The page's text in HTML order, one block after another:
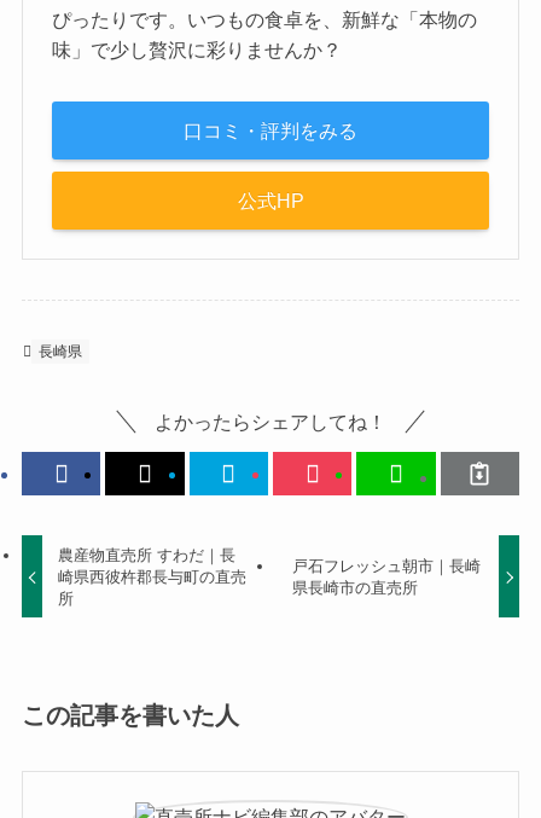
ぴったりです。いつもの食卓を、新鮮な「本物の
味」で少し贅沢に彩りませんか？
口コミ・評判をみる
公式HP
長崎県
よかったらシェアしてね！
農産物直売所 すわだ｜長
崎県西彼杵郡長与町の直売
所
戸石フレッシュ朝市｜長崎
県長崎市の直売所
この記事を書いた人